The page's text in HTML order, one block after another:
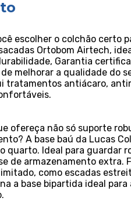
escolher o colchão certo
Ortobom Airtech,
Garantia
melhorar a qualidade do
tratamentos antiácaro,
ofereça não só suporte
A base baú da Lucas
quarto. Ideal para guardar
de armazenamento extra.
como escadas
a base bipartida ideal